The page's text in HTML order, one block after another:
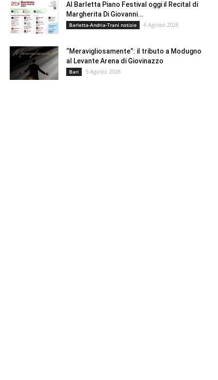
Al Barletta Piano Festival oggi il Recital di
Margherita Di Giovanni...
Barletta-Andria-Trani notizie 6 Agosto 2026
“Meravigliosamente”: il tributo a Modugno
al Levante Arena di Giovinazzo
Bari 5 Agosto 2026